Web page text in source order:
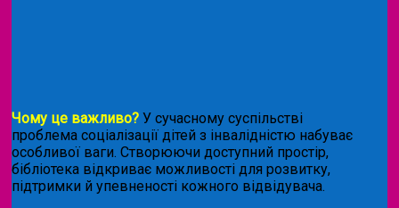
Чому це важливо? У сучасному суспільстві
проблема соціалізації дітей з інвалідністю набуває
особливої ваги. Створюючи доступний простір,
бібліотека відкриває можливості для розвитку,
підтримки й упевненості кожного відвідувача.